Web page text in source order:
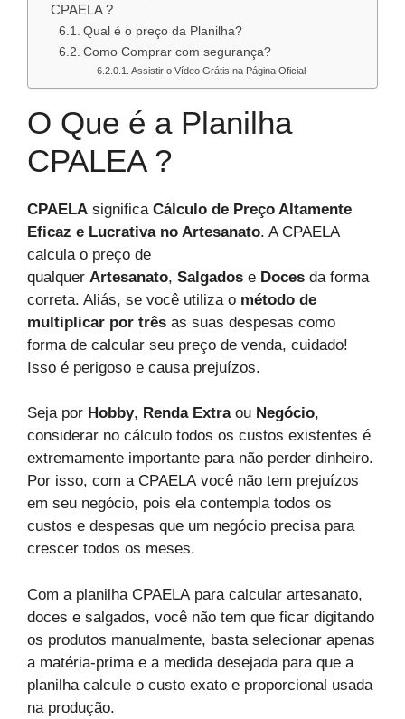
CPAELA ?
Qual é o preço da Planilha?
Como Comprar com segurança?
Assistir o Vídeo Grátis na Página Oficial
O Que é a Planilha
CPALEA ?
CPAELA significa Cálculo de Preço Altamente
Eficaz e Lucrativa no Artesanato. A CPAELA
calcula o preço de
qualquer Artesanato, Salgados e Doces da forma
correta. Aliás, se você utiliza o método de
multiplicar por três as suas despesas como
forma de calcular seu preço de venda, cuidado!
Isso é perigoso e causa prejuízos.
Seja por Hobby, Renda Extraou Negócio,
considerar no cálculo todos os custos existentes é
extremamente importante para não perder dinheiro.
Por isso, com a CPAELA você não tem prejuízos
em seu negócio, pois ela contempla todos os
custos e despesas que um negócio precisa para
crescer todos os meses.
Com a planilha CPAELA para calcular artesanato,
doces e salgados, você não tem que ficar digitando
os produtos manualmente, basta selecionar apenas
a matéria-prima e a medida desejada para que a
planilha calcule o custo exato e proporcional usada
na produção.